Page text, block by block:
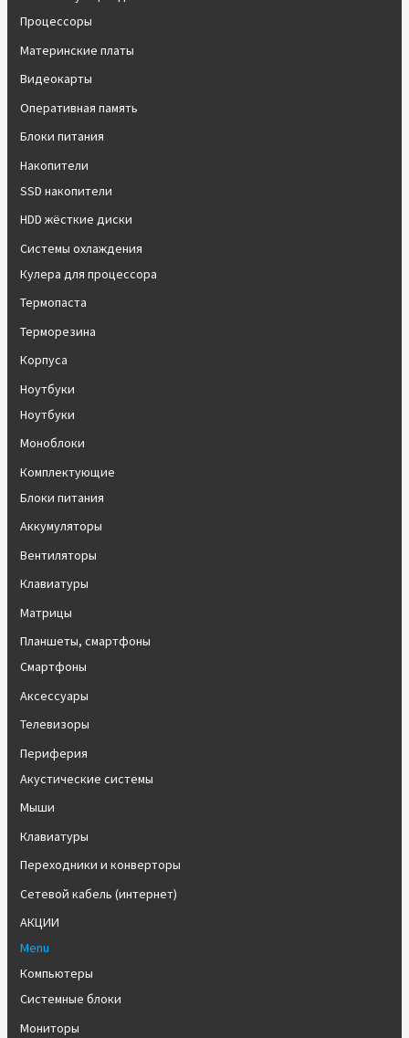
Процессоры
Материнские платы
Видеокарты
Оперативная память
Блоки питания
Накопители
SSD накопители
HDD жёсткие диски
Системы охлаждения
Кулера для процессора
Термопаста
Терморезина
Корпуса
Ноутбуки
Ноутбуки
Моноблоки
Комплектующие
Блоки питания
Аккумуляторы
Вентиляторы
Клавиатуры
Матрицы
Планшеты, смартфоны
Смартфоны
Аксессуары
Телевизоры
Периферия
Акустические системы
Мыши
Клавиатуры
Переходники и конверторы
Сетевой кабель (интернет)
АКЦИИ
Menu
Компьютеры
Системные блоки
Мониторы